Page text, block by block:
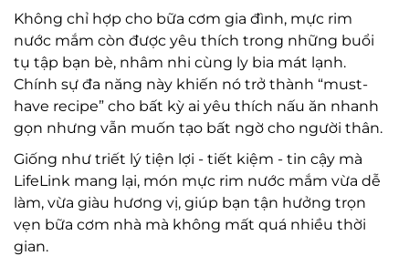
Không chỉ hợp cho bữa cơm gia đình, mực rim
nước mắm còn được yêu thích trong những buổi
tụ tập bạn bè, nhâm nhi cùng ly bia mát lạnh.
Chính sự đa năng này khiến nó trở thành “must-
have recipe” cho bất kỳ ai yêu thích nấu ăn nhanh
gọn nhưng vẫn muốn tạo bất ngờ cho người thân.
Giống như triết lý tiện lợi - tiết kiệm - tin cậy mà
LifeLink mang lại, món mực rim nước mắm vừa dễ
làm, vừa giàu hương vị, giúp bạn tận hưởng trọn
vẹn bữa cơm nhà mà không mất quá nhiều thời
gian.